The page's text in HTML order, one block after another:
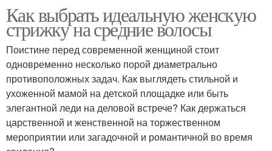
Как выбрать идеальную женскую
стрижку на средние волосы
Поистине перед современной женщиной стоит
одновременно несколько порой диаметрально
противоположных задач. Как выглядеть стильной и
ухоженной мамой на детской площадке или быть
элегантной леди на деловой встрече? Как держаться
царственной и женственной на торжественном
мероприятии или загадочной и романтичной во время